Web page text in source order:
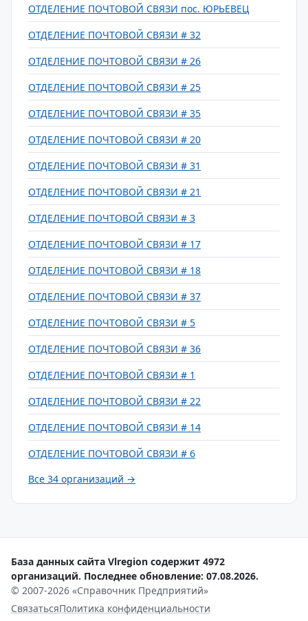
ОТДЕЛЕНИЕ ПОЧТОВОЙ СВЯЗИ пос. ЮРЬЕВЕЦ
ОТДЕЛЕНИЕ ПОЧТОВОЙ СВЯЗИ # 32
ОТДЕЛЕНИЕ ПОЧТОВОЙ СВЯЗИ # 26
ОТДЕЛЕНИЕ ПОЧТОВОЙ СВЯЗИ # 25
ОТДЕЛЕНИЕ ПОЧТОВОЙ СВЯЗИ # 35
ОТДЕЛЕНИЕ ПОЧТОВОЙ СВЯЗИ # 20
ОТДЕЛЕНИЕ ПОЧТОВОЙ СВЯЗИ # 31
ОТДЕЛЕНИЕ ПОЧТОВОЙ СВЯЗИ # 21
ОТДЕЛЕНИЕ ПОЧТОВОЙ СВЯЗИ # 3
ОТДЕЛЕНИЕ ПОЧТОВОЙ СВЯЗИ # 17
ОТДЕЛЕНИЕ ПОЧТОВОЙ СВЯЗИ # 18
ОТДЕЛЕНИЕ ПОЧТОВОЙ СВЯЗИ # 37
ОТДЕЛЕНИЕ ПОЧТОВОЙ СВЯЗИ # 5
ОТДЕЛЕНИЕ ПОЧТОВОЙ СВЯЗИ # 36
ОТДЕЛЕНИЕ ПОЧТОВОЙ СВЯЗИ # 1
ОТДЕЛЕНИЕ ПОЧТОВОЙ СВЯЗИ # 22
ОТДЕЛЕНИЕ ПОЧТОВОЙ СВЯЗИ # 14
ОТДЕЛЕНИЕ ПОЧТОВОЙ СВЯЗИ # 6
Все 34 организаций →
База данных сайта Vlregion содержит 4972
организаций. Последнее обновление: 07.08.2026.
© 2007-2026 «Справочник Предприятий»
СвязатьсяПолитика конфиденциальности